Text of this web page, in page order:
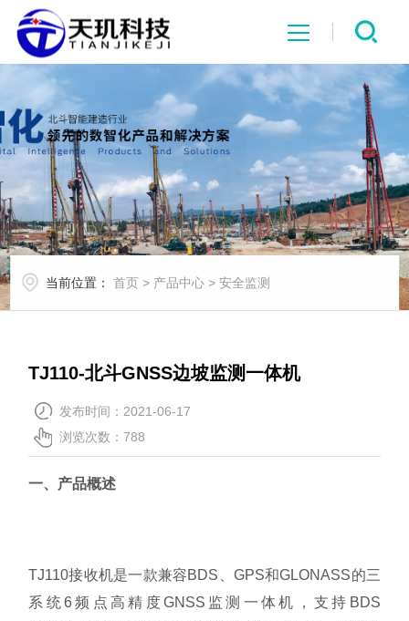
网站首页
系统中心
解决方案
项目案例
产品中心
行业资讯
当前位置： 首页 > 产品中心 >安全监测
TJ110-北斗GNSS边坡监测一体机
发布时间：2021-06-17
浏览次数：788
一、产品概述
TJ110接收机是一款兼容BDS、GPS和GLONASS的三
系统6频点高精度GNSS监测一体机，支持BDS